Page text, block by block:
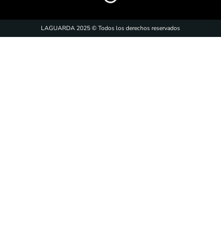
LAGUARDA 2025 © Todos los derechos reservados